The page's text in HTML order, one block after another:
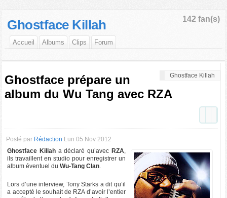
142 fan(s)
Ghostface Killah
Accueil Albums Clips Forum
Ghostface Killah
Ghostface prépare un
album du Wu Tang avec RZA
Posté par Rédaction Lun 05 Nov 2012
Ghostface Killah a déclaré qu’avec RZA,
ils travaillent en studio pour enregistrer un
album éventuel du Wu-Tang Clan.
Lors d’une interview, Tony Starks a dit qu’il
a accepté le souhait de RZA d’avoir l’entier